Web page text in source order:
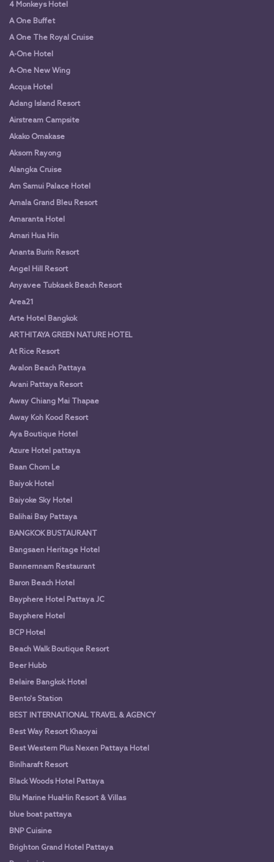
4 Monkeys Hotel
A One Buffet
A One The Royal Cruise
A-One Hotel
A-One New Wing
Acqua Hotel
Adang Island Resort
Airstream Campsite
Akako Omakase
Aksorn Rayong
Alangka Cruise
Am Samui Palace Hotel
Amala Grand Bleu Resort
Amaranta Hotel
Amari Hua Hin
Ananta Burin Resort
Angel Hill Resort
Anyavee Tubkaek Beach Resort
Area21
Arte Hotel Bangkok
ARTHITAYA GREEN NATURE HOTEL
At Rice Resort
Avalon Beach Pattaya
Avani Pattaya Resort
Away Chiang Mai Thapae
Away Koh Kood Resort
Aya Boutique Hotel
Azure Hotel pattaya
Baan Chom Le
Baiyok Hotel
Baiyoke Sky Hotel
Balihai Bay Pattaya
BANGKOK BUSTAURANT
Bangsaen Heritage Hotel
Bannernnam Restaurant
Baron Beach Hotel
Bayphere Hotel Pattaya JC
Bayphere Hotel
BCP Hotel
Beach Walk Boutique Resort
Beer Hubb
Belaire Bangkok Hotel
Bento's Station
BEST INTERNATIONAL TRAVEL & AGENCY
Best Way Resort Khaoyai
Best Western Plus Nexen Pattaya Hotel
Binlharaft Resort
Black Woods Hotel Pattaya
Blu Marine HuaHin Resort & Villas
blue boat pattaya
BNP Cuisine
Brighton Grand Hotel Pattaya